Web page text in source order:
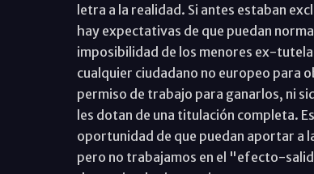
letra a la realidad. Si antes estaban
hay expectativas de que puedan
imposibilidad de los menores ex-
cualquier ciudadano no europeo para
permiso de trabajo para ganarlos, ni
les dotan de una titulación completa.
oportunidad de que puedan aportar a
pero no trabajamos en el "efecto-